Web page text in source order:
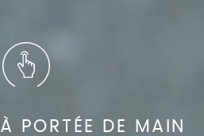
À PORTÉE DE MAIN